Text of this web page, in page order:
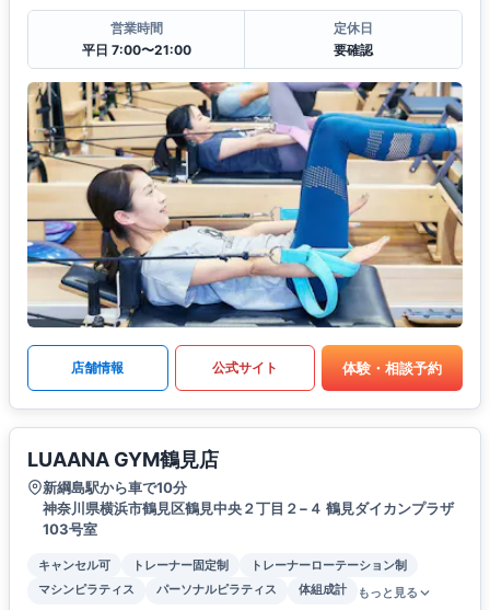
営業時間
平日 7:00〜21:00
定休日
要確認
店舗情報 公式サイト 体験・相談予約
LUAANA GYM鶴見店
新綱島駅から車で10分
神奈川県横浜市鶴見区鶴見中央２丁目２−４ 鶴見ダイカンプラザ
103号室
キャンセル可 トレーナー固定制
トレーナーローテーション制
マシンピラティス
パーソナルピラティス 体組成計 もっと見る